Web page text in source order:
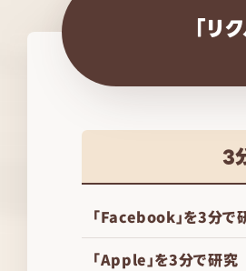
「リ
3
「Facebook」を3分で
「Apple」を3分で研究